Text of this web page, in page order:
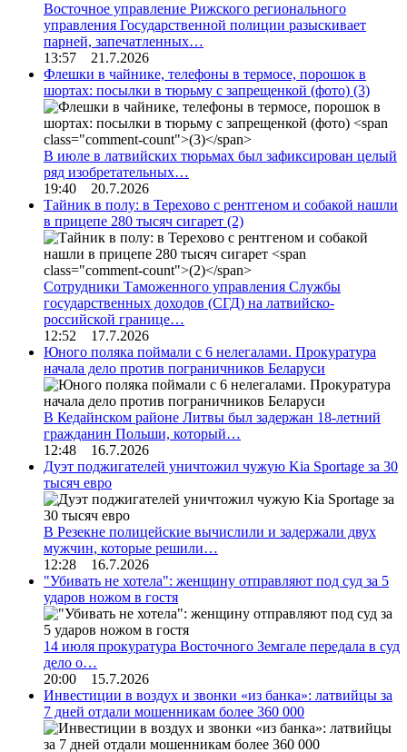
Восточное управление Рижского регионального
управления Государственной полиции разыскивает
парней, запечатленных…
13:57 21.7.2026
Флешки в чайнике, телефоны в термосе, порошок в
шортах: посылки в тюрьму с запрещенкой (фото) (3)
В июле в латвийских тюрьмах был зафиксирован целый
ряд изобретательных…
19:40 20.7.2026
Тайник в полу: в Терехово с рентгеном и собакой нашли
в прицепе 280 тысяч сигарет (2)
Сотрудники Таможенного управления Службы
государственных доходов (СГД) на латвийско-
российской границе…
12:52 17.7.2026
Юного поляка поймали с 6 нелегалами. Прокуратура
начала дело против пограничников Беларуси
В Кедайнском районе Литвы был задержан 18-летний
гражданин Польши, который…
12:48 16.7.2026
Дуэт поджигателей уничтожил чужую Kia Sportage за 30
тысяч евро
В Резекне полицейские вычислили и задержали двух
мужчин, которые решили…
12:28 16.7.2026
"Убивать не хотела": женщину отправляют под суд за 5
ударов ножом в гостя
14 июля прокуратура Восточного Земгале передала в суд
дело о…
20:00 15.7.2026
Инвестиции в воздух и звонки «из банка»: латвийцы за
7 дней отдали мошенникам более 360 000